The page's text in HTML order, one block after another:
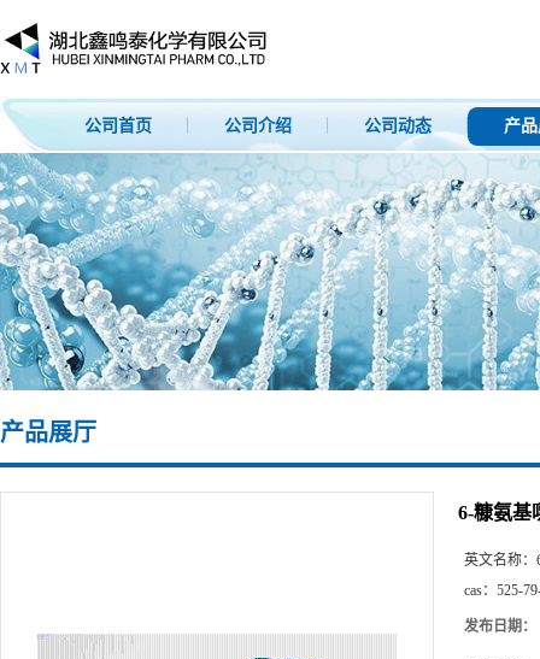
公司首页 公司介绍 公司动态 产
产品展厅
6-糠氨基
英文名称：
cas： 525-
发布日期：